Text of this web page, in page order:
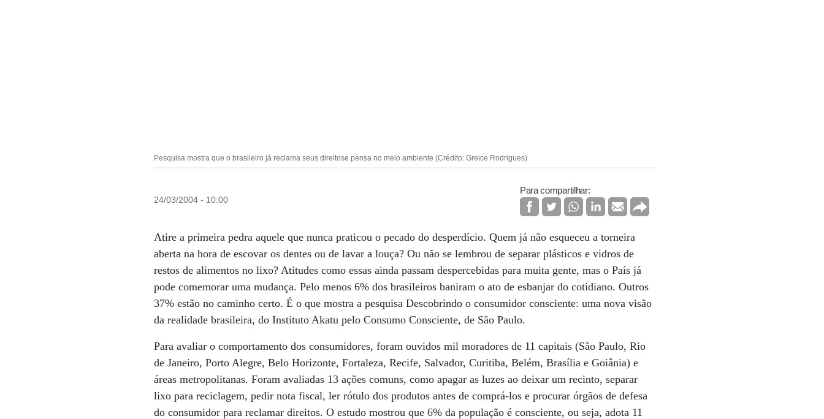
Pesquisa mostra que o brasileiro já reclama seus direitose pensa no meio ambiente (Crédito: Greice Rodrigues)
24/03/2004 - 10:00
Para compartilhar:
Atire a primeira pedra aquele que nunca praticou o pecado do desperdício. Quem já não esqueceu a torneira
aberta na hora de escovar os dentes ou de lavar a louça? Ou não se lembrou de separar plásticos e vidros de
restos de alimentos no lixo? Atitudes como essas ainda passam despercebidas para muita gente, mas o País já
pode comemorar uma mudança. Pelo menos 6% dos brasileiros baniram o ato de esbanjar do cotidiano. Outros
37% estão no caminho certo. É o que mostra a pesquisa Descobrindo o consumidor consciente: uma nova visão
da realidade brasileira, do Instituto Akatu pelo Consumo Consciente, de São Paulo.
Para avaliar o comportamento dos consumidores, foram ouvidos mil moradores de 11 capitais (São Paulo, Rio
de Janeiro, Porto Alegre, Belo Horizonte, Fortaleza, Recife, Salvador, Curitiba, Belém, Brasília e Goiânia) e
áreas metropolitanas. Foram avaliadas 13 ações comuns, como apagar as luzes ao deixar um recinto, separar
lixo para reciclagem, pedir nota fiscal, ler rótulo dos produtos antes de comprá-los e procurar órgãos de defesa
do consumidor para reclamar direitos. O estudo mostrou que 6% da população é consciente, ou seja, adota 11